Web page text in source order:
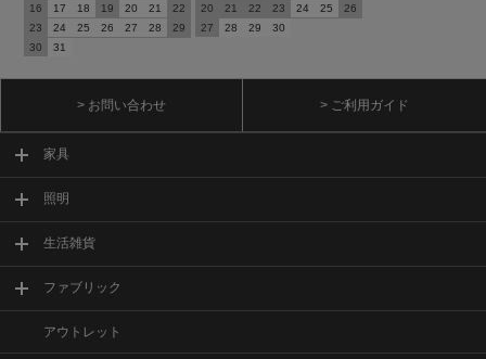
16
17 18 19 20 21
22
23
24 25 26 27 28
29
30
31
20
21 22 23 24 25
26
27
28 29 30
> お問い合わせ > ご利用ガイド
家具
照明
生活雑貨
ファブリック
アウトレット